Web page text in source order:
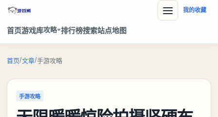
首页游戏库攻略 排行榜搜索站点地图
我的收藏
首页/文章/手游攻略
手游攻略